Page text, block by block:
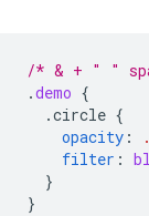
/* & + " "
.demo {
.circle {
opacity :
filter :
}
}